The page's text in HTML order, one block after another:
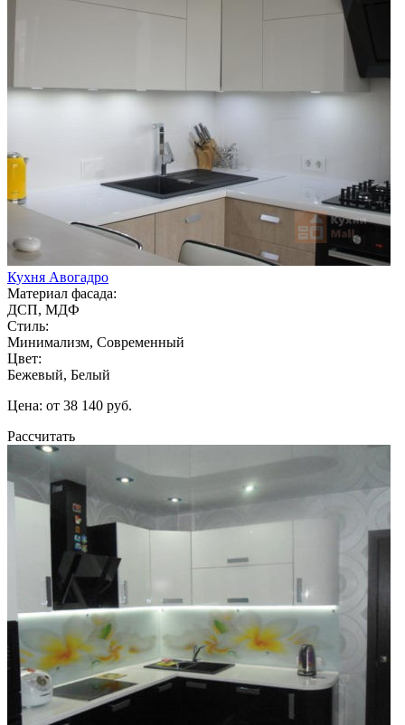
Кухня Авогадро
Материал фасада:
ДСП, МДФ
Стиль:
Минимализм, Современный
Цвет:
Бежевый, Белый
Цена: от 38 140 руб.
Рассчитать